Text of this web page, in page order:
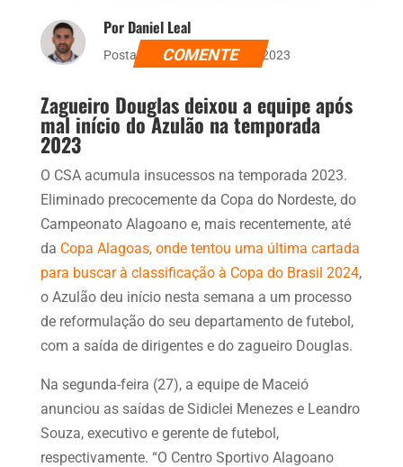
Por Daniel Leal
Postado dia 28 de março de 2023
COMENTE
Zagueiro Douglas deixou a equipe após
mal início do Azulão na temporada
2023
O CSA acumula insucessos na temporada 2023.
Eliminado precocemente da Copa do Nordeste, do
Campeonato Alagoano e, mais recentemente, até
da Copa Alagoas, onde tentou uma última cartada
para buscar à classificação à Copa do Brasil 2024,
o Azulão deu início nesta semana a um processo
de reformulação do seu departamento de futebol,
com a saída de dirigentes e do zagueiro Douglas.
Na segunda-feira (27), a equipe de Maceió
anunciou as saídas de Sidiclei Menezes e Leandro
Souza, executivo e gerente de futebol,
respectivamente. “O Centro Sportivo Alagoano